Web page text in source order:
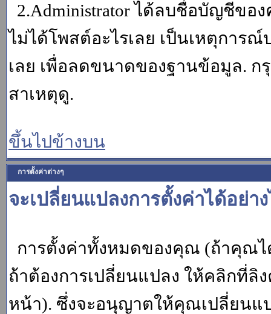
2.Administrator ได้ลบชื่อบัญชีขอ
ไม่ได้โพสต์อะไรเลย เป็นเหตุการ
เลย เพื่อลดขนาดของฐานข้อมูล.
สาเหตุดู.
ขึ้นไปข้างบน
การตั้งค่าต่างๆ
จะเปลี่ยนแปลงการตั้งค่าได้อย่าง
การตั้งค่าทั้งหมดของคุณ (ถ้าคุณไ
ถ้าต้องการเปลี่ยนแปลง ให้คลิกที่ลิ
หน้า). ซึ่งจะอนุญาตให้คุณเปลี่ยนแ